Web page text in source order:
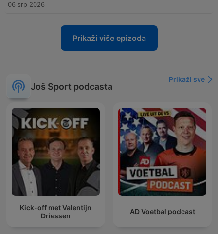
06 srp 2026
Prikaži više epizoda
Još Sport podcasta
Prikaži sve
Kick-off met Valentijn
Driessen
AD Voetbal podcast